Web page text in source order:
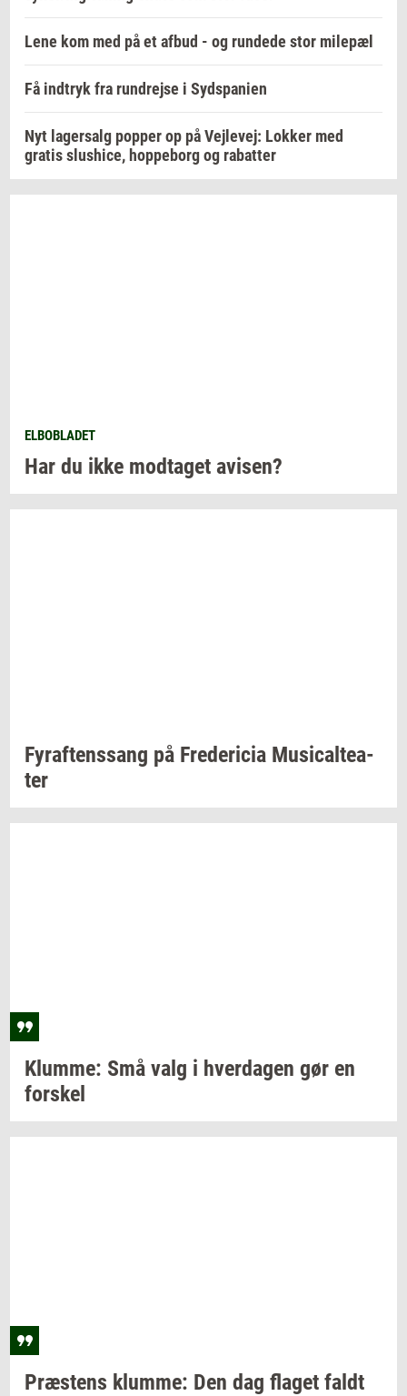
Lene kom med på et afbud - og rundede stor milepæl
Få indtryk fra rundrejse i Sydspanien
Nyt lagersalg popper op på Vejlevej: Lokker med
gratis slushice, hoppeborg og rabatter
ELBOBLADET
Har du ikke mod­ta­get avi­sen?
Fyraf­tens­sang på Fre­de­ri­cia Mu­si­cal­te­a­
ter
Klum­me: Små valg i hver­da­gen gør en
for­skel
Præ­stens klum­me: Den dag fla­get faldt